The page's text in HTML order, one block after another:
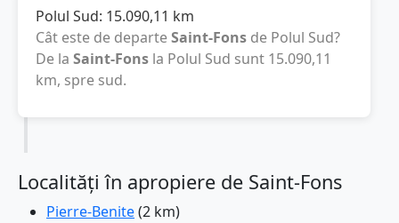
Polul Sud: 15.090,11 km
Cât este de departeSaint-Fons de Polul Sud?
De la Saint-Fons la Polul Sud sunt 15.090,11
km, spre sud.
Localități în apropiere de Saint-Fons
Pierre-Benite(2 km)